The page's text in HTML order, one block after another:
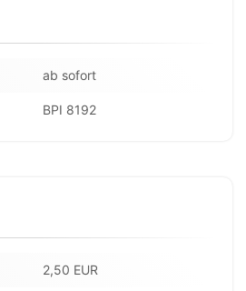
ab sofort
BPI 8192
2,50 EUR